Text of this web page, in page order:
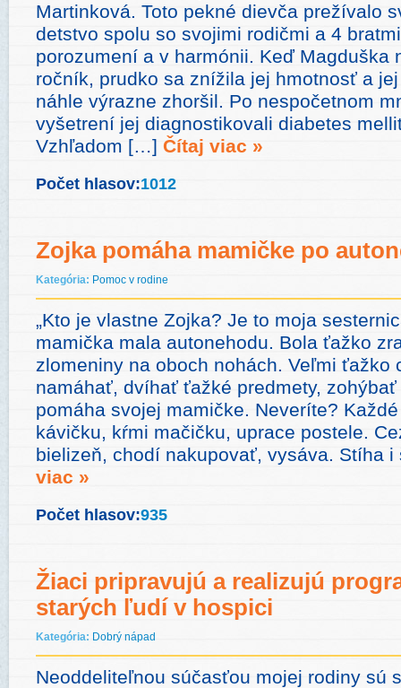
Martinková. Toto pekné dievča prežívalo
detstvo spolu so svojimi rodičmi a 4
porozumení a v harmónii. Keď Magduška
ročník, prudko sa znížila jej hmotnosť a
náhle výrazne zhoršil. Po nespočetnom
vyšetrení jej diagnostikovali diabetes
Vzhľadom […] Čítaj viac »
Počet hlasov:1012
Zojka pomáha mamičke po
Kategória: Pomoc v rodine
„Kto je vlastne Zojka? Je to moja
mamička mala autonehodu. Bola ťažko
zlomeniny na oboch nohách. Veľmi ťažko
namáhať, dvíhať ťažké predmety,
pomáha svojej mamičke. Neveríte?
kávičku, kŕmi mačičku, uprace postele.
bielizeň, chodí nakupovať, vysáva. Stíha
viac »
Počet hlasov:935
Žiaci pripravujú a realizujú
starých ľudí v hospici
Kategória: Dobrý nápad
Neoddeliteľnou súčasťou mojej rodiny sú